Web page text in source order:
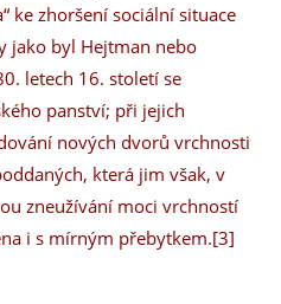
ke zhoršení sociální situace
jako byl Hejtman nebo
letech 16. století se
panství; při jejich
nových dvorů vrchnosti
která jim však, v
zneužívání moci vrchností
i s mírným přebytkem.[3]